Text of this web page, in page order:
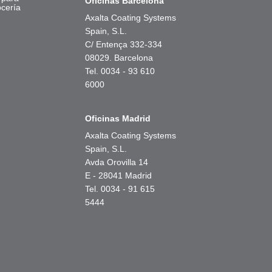
Axalta Coating Systems
Spain, S.L.
C/ Entença 332-334
08029. Barcelona
Tel. 0034 - 93 610
6000
Oficinas Madrid
Axalta Coating Systems
Spain, S.L.
Avda Orovilla 14
E - 28041 Madrid
Tel. 0034 - 91 615
5444